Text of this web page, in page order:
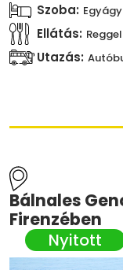
Szoba:
Ellátás:
Utazás:
Bálnales
Firenzében